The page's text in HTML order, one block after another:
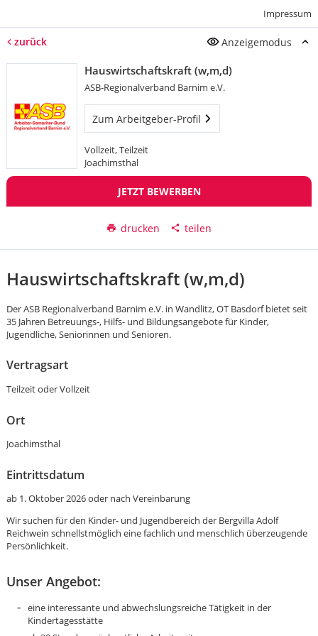
Impressum
zurück Anzeigemodus
Hauswirtschaftskraft (w,m,d)
ASB-Regionalverband Barnim e.V.
Zum Arbeitgeber-Profil
Vollzeit, Teilzeit
Joachimsthal
JETZT BEWERBEN
drucken teilen
Hauswirtschaftskraft (w,m,d)
Der ASB Regionalverband Barnim e.V. in Wandlitz, OT Basdorf bietet seit
35 Jahren Betreuungs-, Hilfs- und Bildungsangebote für Kinder,
Jugendliche, Seniorinnen und Senioren.
Vertragsart
Teilzeit oder Vollzeit
Ort
Joachimsthal
Eintrittsdatum
ab 1. Oktober 2026 oder nach Vereinbarung
Wir suchen für den Kinder- und Jugendbereich der Bergvilla Adolf
Reichwein schnellstmöglich eine fachlich und menschlich überzeugende
Persönlichkeit.
Unser Angebot:
eine interessante und abwechslungsreiche Tätigkeit in der
Kindertagesstätte